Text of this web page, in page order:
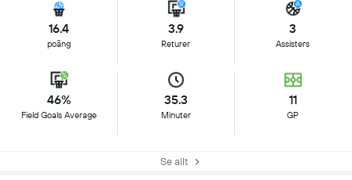
16.4
poäng
3.9
Returer
3
Assisters
46%
Field Goals Average
35.3
Minuter
11
GP
Se allt